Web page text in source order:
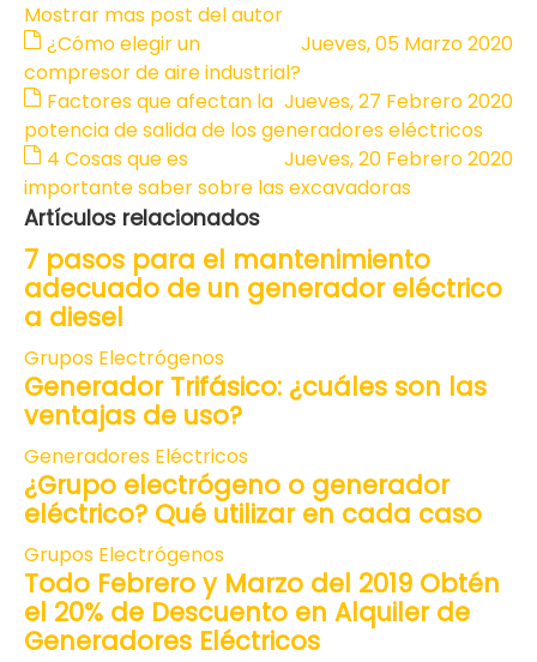
Mostrar mas post del autor
Jueves, 05 Marzo 2020
¿Cómo elegir un
compresor de aire industrial?
Jueves, 27 Febrero 2020
Factores que afectan la
potencia de salida de los generadores eléctricos
Jueves, 20 Febrero 2020
4 Cosas que es
importante saber sobre las excavadoras
Artículos relacionados
7 pasos para el mantenimiento
adecuado de un generador eléctrico
a diesel
Grupos Electrógenos
Generador Trifásico: ¿cuáles son las
ventajas de uso?
Generadores Eléctricos
¿Grupo electrógeno o generador
eléctrico? Qué utilizar en cada caso
Grupos Electrógenos
Todo Febrero y Marzo del 2019 Obtén
el 20% de Descuento en Alquiler de
Generadores Eléctricos